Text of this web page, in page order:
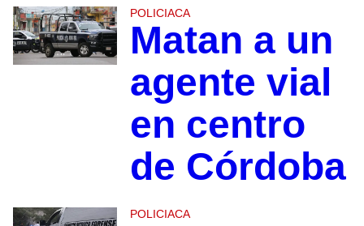
POLICIACA
Matan a un
agente vial
en centro
de Córdoba
POLICIACA